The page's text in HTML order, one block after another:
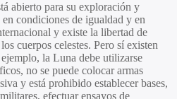
abierto para su exploración y
condiciones de igualdad y en
y existe la libertad de
cuerpos celestes. Pero sí existen
la Luna debe utilizarse
no se puede colocar armas
y está prohibido establecer bases,
efectuar ensayos de